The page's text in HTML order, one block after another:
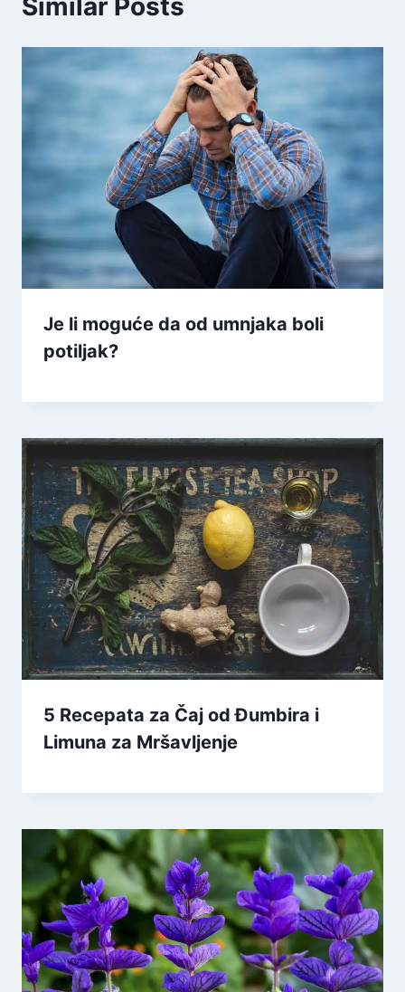
Similar Posts
Je li moguće da od umnjaka boli
potiljak?
5 Recepata za Čaj od Đumbira i
Limuna za Mršavljenje